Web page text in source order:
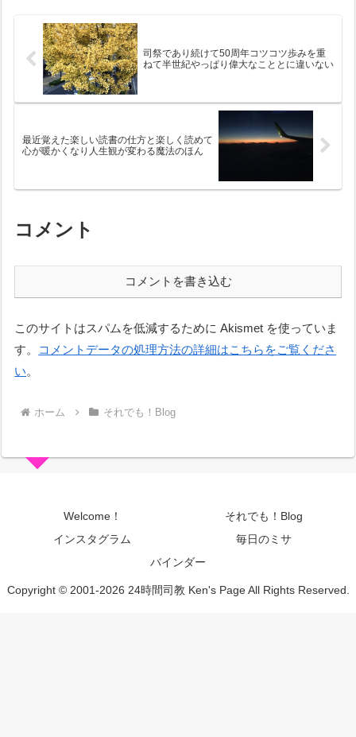
司祭であり続けて50周年コツコツ歩みを重
ねて半世紀やっぱり偉大なこととに違いない
最近覚えた楽しい読書の仕方と楽しく読めて
心が暖かくなり人生観が変わる魔法のほん
コメント
コメントを書き込む
このサイトはスパムを低減するために Akismet を使っていま
す。
コメントデータの処理方法の詳細はこちらをご覧くださ
い。
ホーム それでも！Blog
Welcome！
それでも！Blog
インスタグラム
毎日のミサ
バインダー
Copyright © 2001-2026 24時間司教 Ken's Page All Rights Reserved.